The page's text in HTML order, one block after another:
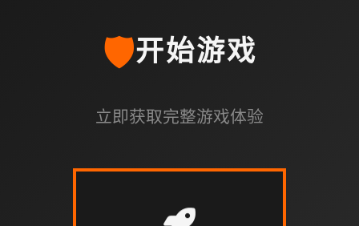
🛡️开始游戏
立即获取完整游戏体验